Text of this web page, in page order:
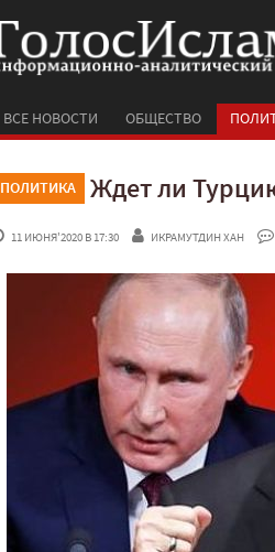
ВСЕ НОВОСТИ ОБЩЕСТВО
ПОЛИТИКА Ждет ли
11 ИЮНЯ'2020 В 17:30 ИКРАМУТДИН ХАН